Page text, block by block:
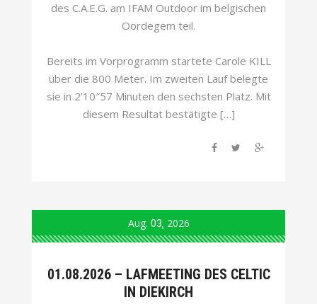
des C.A.E.G. am IFAM Outdoor im belgischen
Oordegem teil.
Bereits im Vorprogramm startete Carole KILL
über die 800 Meter. Im zweiten Lauf belegte
sie in 2’10″57 Minuten den sechsten Platz. Mit
diesem Resultat bestätigte […]
Aug. 03 2026
01.08.2026 – LAFMEETING DES CELTIC
IN DIEKIRCH